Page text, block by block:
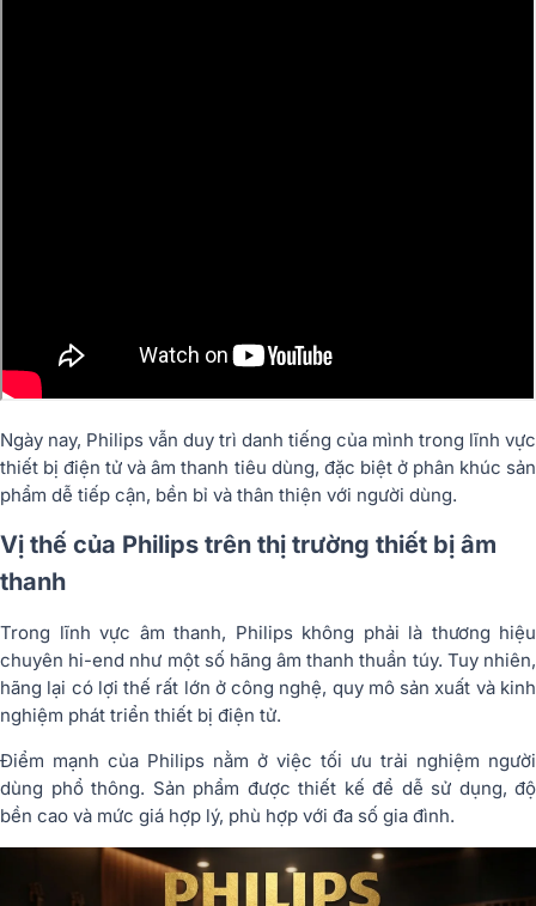
Ngày nay, Philips vẫn duy trì danh tiếng của mình trong lĩnh vực
thiết bị điện tử và âm thanh tiêu dùng, đặc biệt ở phân khúc sản
phẩm dễ tiếp cận, bền bỉ và thân thiện với người dùng.
Vị thế của Philips trên thị trường thiết bị âm
thanh
Trong lĩnh vực âm thanh, Philips không phải là thương hiệu
chuyên hi-end như một số hãng âm thanh thuần túy. Tuy nhiên,
hãng lại có lợi thế rất lớn ở công nghệ, quy mô sản xuất và kinh
nghiệm phát triển thiết bị điện tử.
Điểm mạnh của Philips nằm ở việc tối ưu trải nghiệm người
dùng phổ thông. Sản phẩm được thiết kế để dễ sử dụng, độ
bền cao và mức giá hợp lý, phù hợp với đa số gia đình.